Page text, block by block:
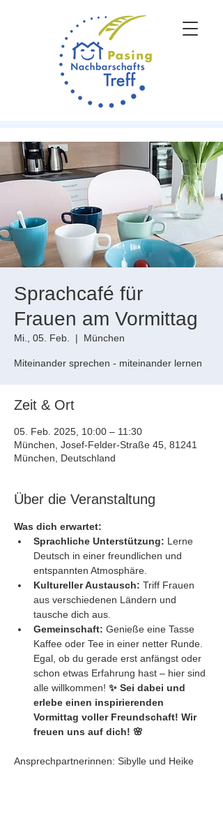
Sprachcafé für
Frauen am Vormittag
Mi., 05. Feb.
  |
München
Miteinander sprechen - miteinander lernen
Zeit & Ort
05. Feb. 2025, 10:00 – 11:30
München, Josef-Felder-Straße 45, 81241
München, Deutschland
Über die Veranstaltung
Was dich erwartet:
Sprachliche Unterstützung: Lerne
Deutsch in einer freundlichen und
entspannten Atmosphäre.
Kultureller Austausch: Triff Frauen
aus verschiedenen Ländern und
tausche dich aus.
Gemeinschaft: Genieße eine Tasse
Kaffee oder Tee in einer netter Runde.
Egal, ob du gerade erst anfängst oder
schon etwas Erfahrung hast – hier sind
alle willkommen! ✨ Sei dabei und
erlebe einen inspirierenden
Vormittag voller Freundschaft! Wir
freuen uns auf dich! 🌸
Ansprechpartnerinnen: Sibylle und Heike